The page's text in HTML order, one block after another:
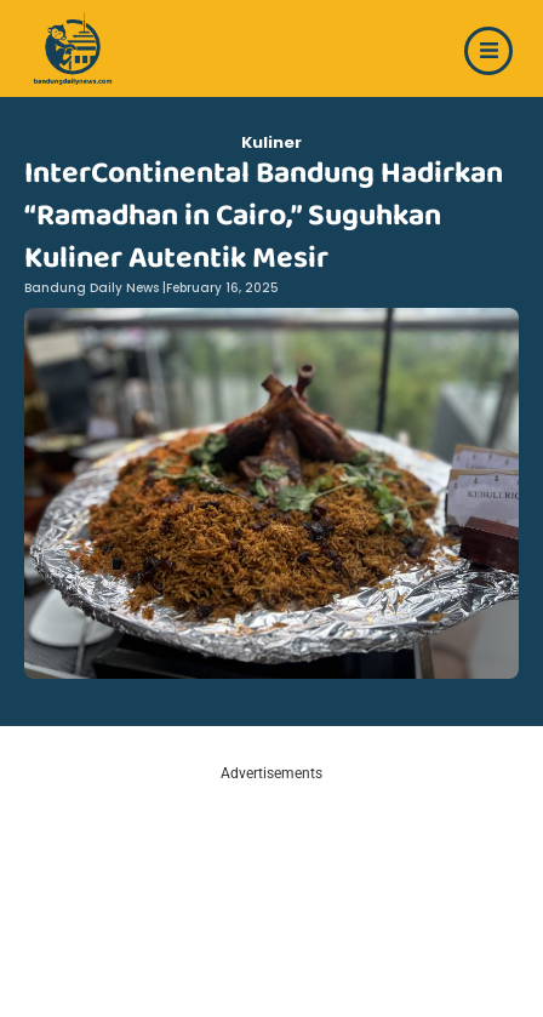
content
Kuliner
InterContinental Bandung Hadirkan
“Ramadhan in Cairo,” Suguhkan
Kuliner Autentik Mesir
Bandung Daily News | February 16, 2025
Advertisements